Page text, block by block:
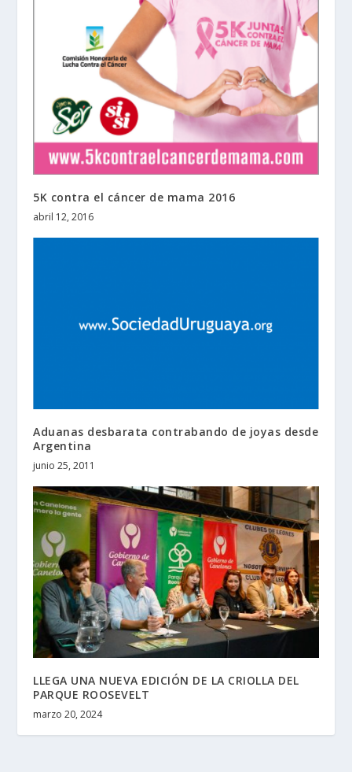
5K contra el cáncer de mama 2016
abril 12, 2016
Aduanas desbarata contrabando de joyas desde
Argentina
junio 25, 2011
LLEGA UNA NUEVA EDICIÓN DE LA CRIOLLA DEL
PARQUE ROOSEVELT
marzo 20, 2024